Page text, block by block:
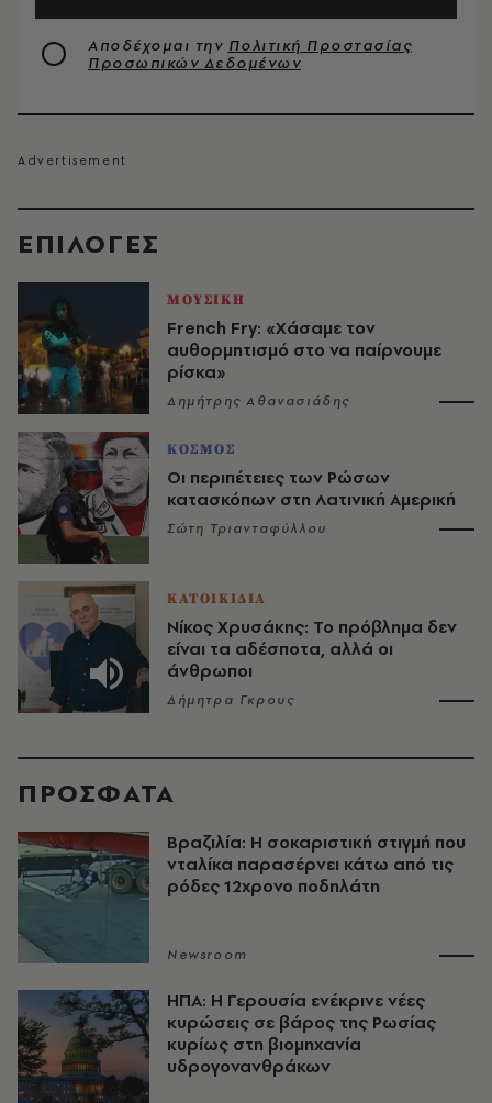
EΠΙΛΟΓΈΣ
ΜΟΥΣΙΚΗ
French Fry: «Χάσαμε τον
αυθορμητισμό στο να παίρνουμε
ρίσκα»
Δημήτρης Αθανασιάδης
ΚΟΣΜΟΣ
Οι περιπέτειες των Ρώσων
κατασκόπων στη Λατινική Αμερική
Σώτη Τριανταφύλλου
ΚΑΤΟΙΚΙΔΙΑ
Νίκος Χρυσάκης: Το πρόβλημα δεν
είναι τα αδέσποτα, αλλά οι
άνθρωποι
Δήμητρα Γκρους
Αποδέχομαι την Πολιτική Προστασίας
Προσωπικών Δεδομένων
ΠΡΟΣΦΑΤΑ
Βραζιλία: Η σοκαριστική στιγμή που
νταλίκα παρασέρνει κάτω από τις
ρόδες 12χρονο ποδηλάτη
Newsroom
ΗΠΑ: Η Γερουσία ενέκρινε νέες
κυρώσεις σε βάρος της Ρωσίας
κυρίως στη βιομηχανία
υδρογονανθράκων